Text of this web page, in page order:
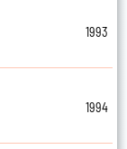
1993
1994